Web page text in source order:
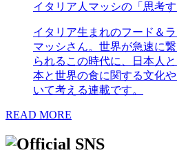
イタリア人マッシの「思考す
イタリア生まれのフード＆
マッシさん。世界が急速に
られるこの時代に、日本人
本と世界の食に関する文化
いて考える連載です。
READ MORE